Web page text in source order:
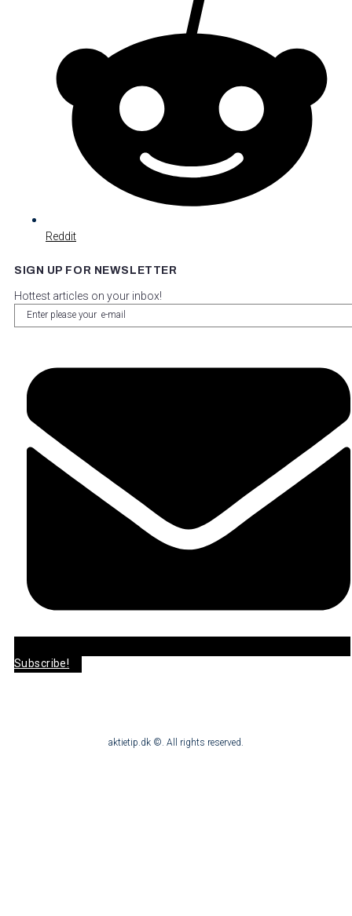
Reddit
SIGN UP FOR NEWSLETTER
Hottest articles on your inbox!
Subscribe!
aktietip.dk ©. All rights reserved.